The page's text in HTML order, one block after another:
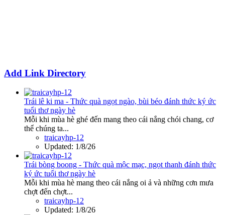
Add Link Directory
Trái lê ki ma - Thức quà ngọt ngào, bùi béo đánh thức ký ức
tuổi thơ ngày hè
Mỗi khi mùa hè ghé đến mang theo cái nắng chói chang, cơ
thể chúng ta...
traicayhp-12
Updated: 1/8/26
Trái bòng boong - Thức quà mộc mạc, ngọt thanh đánh thức
ký ức tuổi thơ ngày hè
Mỗi khi mùa hè mang theo cái nắng oi ả và những cơn mưa
chợt đến chợt...
traicayhp-12
Updated: 1/8/26